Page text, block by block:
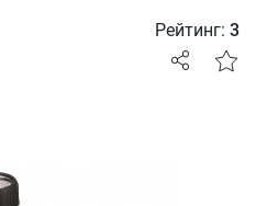
Рейтинг: 3